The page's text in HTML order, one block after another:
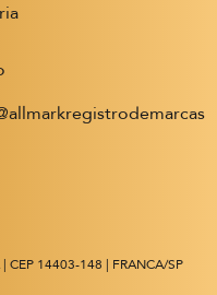
CEP 14403-148 | FRANCA/SP